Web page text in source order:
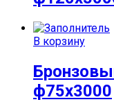
В корзину
ф75х3000